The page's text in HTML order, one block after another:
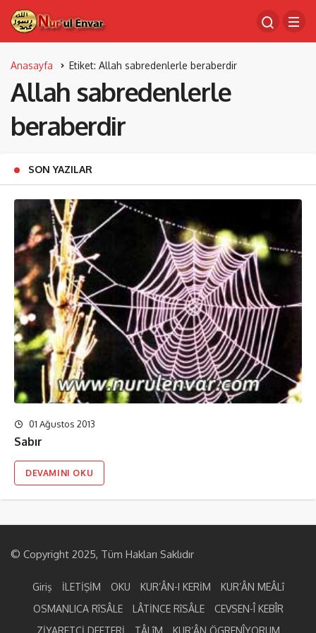
Anasayfa Etiket: Allah sabredenlerle beraberdir
Allah sabredenlerle
beraberdir
SON YAZILAR
01 Ağustos 2013
Sabır
DEVAMINI OKU
© Copyright 2025, Tüm Hakları Saklıdır
Giriş İLETİŞİM OKU KUR’ÂN-I KERİM
KUR’ÂN MEÂLî
OSMANLICA RîSÂLE
LÂTİNCE RîSÂLE
CEVSEN-Î KEBÎR
ZİYARETÇİ DEFTERİ
TÂLîM KUR’ÂN ÖGRENÎYORUM